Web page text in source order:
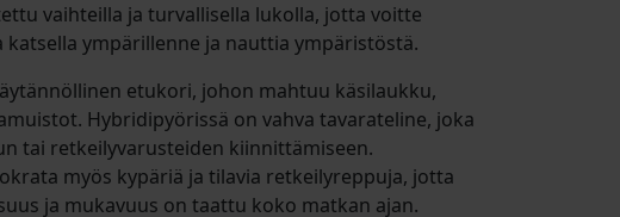
vaihteilla ja turvallisella lukolla, jotta voitte
katsella ympärillenne ja nauttia ympäristöstä.
etukori, johon mahtuu käsilaukku,
Hybridipyörissä on vahva tavarateline, joka
tai retkeilyvarusteiden kiinnittämiseen.
myös kypäriä ja tilavia retkeilyreppuja, jotta
ja mukavuus on taattu koko matkan ajan.